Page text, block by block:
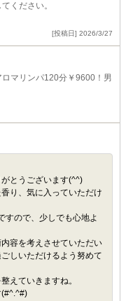
ください。
[投稿日] 2026/3/27
ロマリンパ120分￥9600！男
とうございます(^^)
り、気に入っていただけ
すので、少しでも心地よ
容を考えさせていただい
しいただけるよう努めて
えていきますね。
(#^.^#)